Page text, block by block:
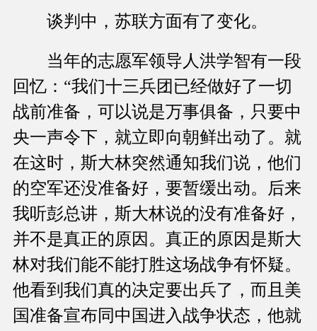
谈判中，苏联方面有了变化。
当年的志愿军领导人洪学智有一段
回忆：“我们十三兵团已经做好了一切
战前准备，可以说是万事俱备，只要中
央一声令下，就立即向朝鲜出动了。就
在这时，斯大林突然通知我们说，他们
的空军还没准备好，要暂缓出动。后来
我听彭总讲，斯大林说的没有准备好，
并不是真正的原因。真正的原因是斯大
林对我们能不能打胜这场战争有怀疑。
他看到我们真的决定要出兵了，而且美
国准备宣布同中国进入战争状态，他就